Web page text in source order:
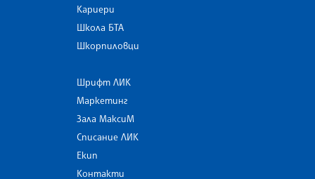
Кариери
Школа БТА
Шкорпиловци
Шрифт ЛИК
Маркетинг
Зала МаксиМ
Списание ЛИК
Екип
Контакти